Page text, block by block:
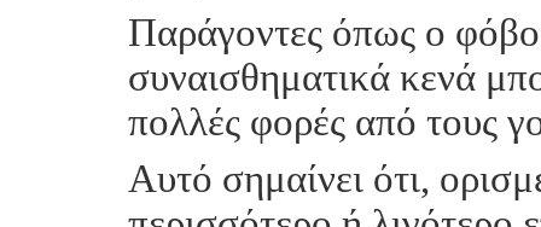
Παράγοντες όπως ο
συναισθηματικά κενά
πολλές φορές από τους
Αυτό σημαίνει ότι,